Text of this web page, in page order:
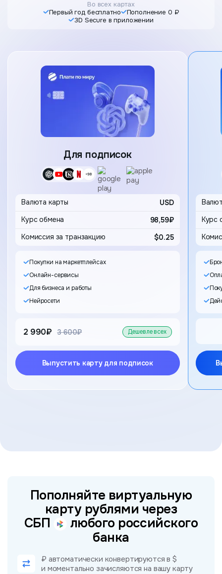
Во всех картах
Первый год бесплатно
Пополнение 0 ₽
3D Secure в приложении
Карта
Для подписок
Валюта карты
USD
98,59₽
Комиссия за транзакцию $0.25
Покупки на маркетплейсах
Онлайн-сервисы
Для бизнеса и работы
Нейросети
2 990₽ старая цена
3 600₽ Дешевле всех
Выпустить карту для подписок
Пополняйте виртуальную
карту рублями через
СБП
любого российского
банка
₽ автоматически конвертируются в $
и моментально зачисляются на вашу карту